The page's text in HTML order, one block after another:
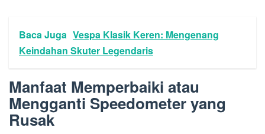
Baca Juga Vespa Klasik Keren: Mengenang
Keindahan Skuter Legendaris
Manfaat Memperbaiki atau
Mengganti Speedometer yang
Rusak